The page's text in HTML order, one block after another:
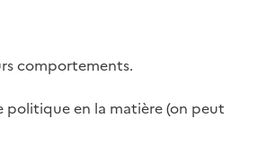
comportements.
politique en la matière (on peut